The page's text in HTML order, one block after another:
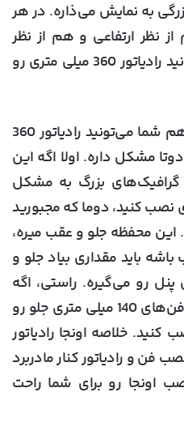
به نمایش می‌ذاره. در هر
از نظر ارتفاعی و هم از نظر
عرضی به قدری هست که بتونید رادیاتور 360 میلی متری رو
روی پنل کنار سینی مادربرد هم شما می‌تونید رادیاتور 360
مشکل داره. اولا اگه این
گرافیک‌های بزرگ به مشکل
نصب کنید، دوما که مجبورید
این محفظه جلو و عقب میره،
باید مقداری بیاد جلو و
رو می‌گیره. راستی، اگه
اونجا رادیاتور نصب کنید باید فن‌های 140 میلی متری جلو رو
متری نصب کنید. خلاصه اونجا رادیاتور
فن و رادیاتور کنار مادربرد
اونجا رو برای شما راحت